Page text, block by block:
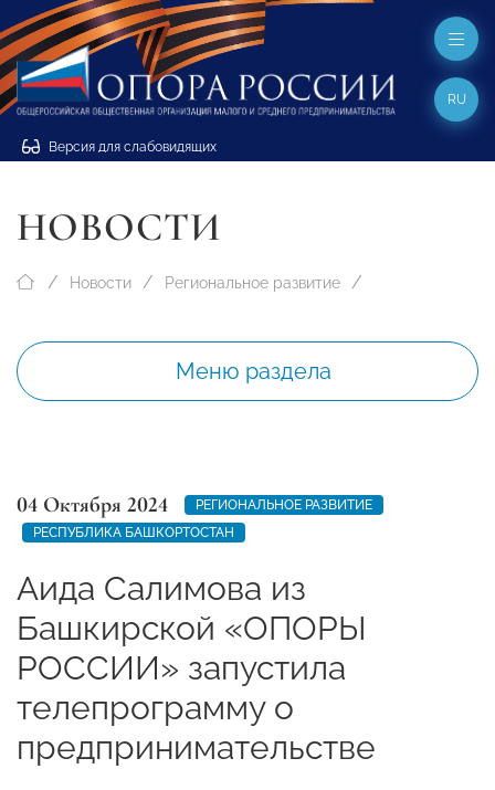
Версия для слабовидящих
RU
НОВОСТИ
Новости Региональное развитие
Меню раздела
04 Октября 2024
РЕГИОНАЛЬНОЕ РАЗВИТИЕ
РЕСПУБЛИКА БАШКОРТОСТАН
Аида Салимова из
Башкирской «ОПОРЫ
РОССИИ» запустила
телепрограмму о
предпринимательстве